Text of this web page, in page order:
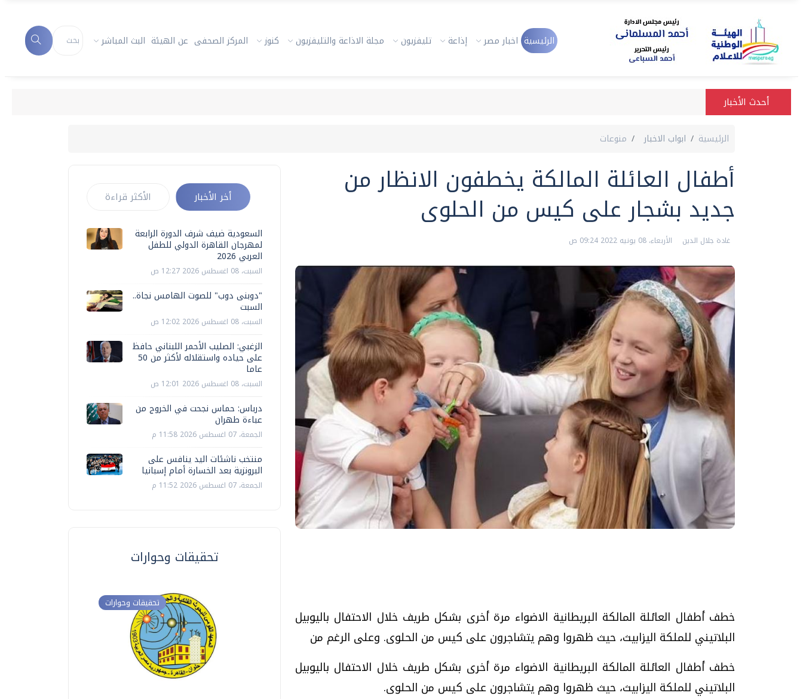
الرئيسية اخبار مصر إذاعة تليفزيون مجلة الاذاعة والتليفزيون كنوز المركز الصحفى عن الهيئة البث المباشر
أحدث الأخبار
الرئيسية ابواب الاخبار منوعات
أطفال العائلة المالكة يخطفون الانظار من
جديد بشجار على كيس من الحلوى
غادة جلال الدين الأربعاء، 08 يونيه 2022 09:24 ص
خطف أطفال العائلة المالكة البريطانية الاضواء مرة أخرى بشكل طريف خلال الاحتفال باليوبيل
البلاتيني للملكة اليزابيث، حيث ظهروا وهم يتشاجرون على كيس من الحلوى. وعلى الرغم من
خطف أطفال العائلة المالكة البريطانية الاضواء مرة أخرى بشكل طريف خلال الاحتفال باليوبيل
البلاتيني للملكة اليزابيث، حيث ظهروا وهم يتشاجرون على كيس من الحلوى.
أخر الأخبار الأكثر قراءة
السعودية ضيف شرف الدورة الرابعة
لمهرجان القاهرة الدولي للطفل
العربي 2026
السبت، 08 اغسطس 2026 12:27 ص
"دوبنى دوب" للصوت الهامس نجاة..
السبت
السبت، 08 اغسطس 2026 12:02 ص
الزغبي: الصليب الأحمر اللبناني حافظ
على حياده واستقلاله لأكثر من 50
عاما
السبت، 08 اغسطس 2026 12:01 ص
درباس: حماس نجحت في الخروج من
عباءة طهران
الجمعة، 07 اغسطس 2026 11:58 م
منتخب ناشئات اليد ينافس على
البرونزية بعد الخسارة أمام إسبانيا
الجمعة، 07 اغسطس 2026 11:52 م
تحقيقات وحوارات
تحقيقات وحوارات